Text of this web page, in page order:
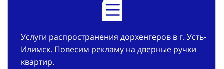
Услуги распространения дорхенгеров в г. Усть-
Илимск. Повесим рекламу на дверные ручки
квартир.
Стоимость распространения хенгеров на